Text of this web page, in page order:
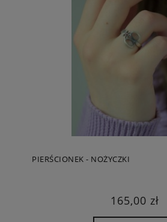
PIERŚCIONEK - NOŻYCZKI
165,00 zł